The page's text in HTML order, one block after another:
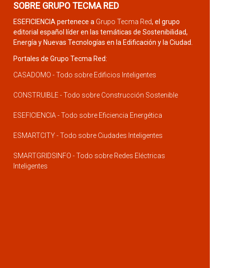
SOBRE GRUPO TECMA RED
ESEFICIENCIA pertenece a Grupo Tecma Red, el grupo
editorial español líder en las temáticas de Sostenibilidad,
Energía y Nuevas Tecnologías en la Edificación y la Ciudad.
Portales de Grupo Tecma Red:
CASADOMO - Todo sobre Edificios Inteligentes
CONSTRUIBLE - Todo sobre Construcción Sostenible
ESEFICIENCIA - Todo sobre Eficiencia Energética
ESMARTCITY - Todo sobre Ciudades Inteligentes
SMARTGRIDSINFO - Todo sobre Redes Eléctricas
Inteligentes